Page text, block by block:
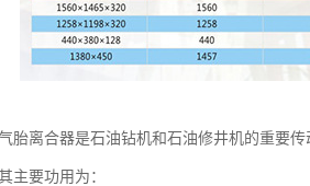
胎离合器是石油钻机和石油修井机的重要
主要功用为：